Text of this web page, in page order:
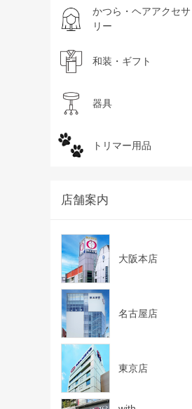
かつら・ヘアアクセサ
リー
和装・ギフト
器具
トリマー用品
店舗案内
大阪本店
名古屋店
東京店